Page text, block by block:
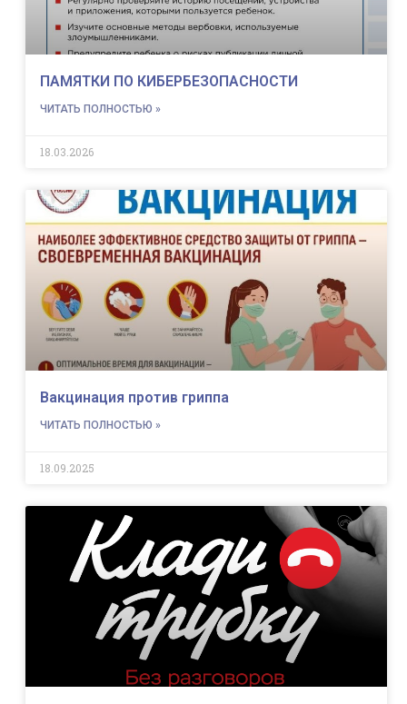
ПАМЯТКИ ПО КИБЕРБЕЗОПАСНОСТИ
ЧИТАТЬ ПОЛНОСТЬЮ »
18.03.2026
Вакцинация против гриппа
ЧИТАТЬ ПОЛНОСТЬЮ »
18.09.2025